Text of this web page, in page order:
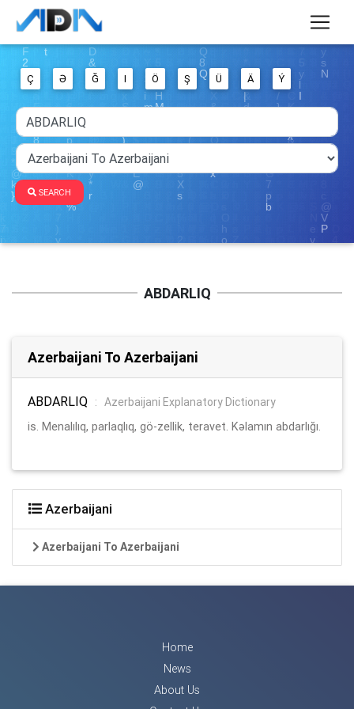
Ç Ə Ğ I Ö Ş Ü Ä Ý
SEARCH
ABDARLIQ
Azerbaijani To Azerbaijani
ABDARLIQ : Azerbaijani Explanatory Dictionary
is. Menalılıq, parlaqlıq, gö-zellik, teravet. Kəlamın abdarlığı.
Azerbaijani
Azerbaijani To Azerbaijani
Home
News
About Us